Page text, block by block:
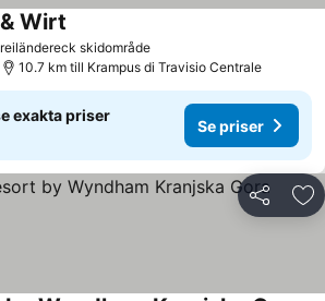
skidområdeSe priser
Wirt
10.7 km till Krampus di Travisio Centrale
exakta priser
Se priser
Dela